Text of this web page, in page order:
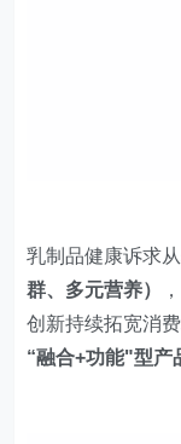
乳制品健康诉求从
群、多元营养）
创新持续拓宽消
“融合+功能"型产